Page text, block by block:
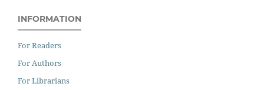
INFORMATION
For Readers
For Authors
For Librarians